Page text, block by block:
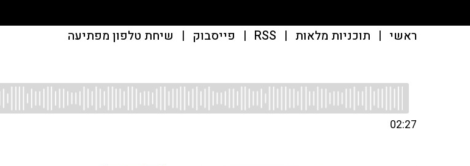
ראשי | תוכניות מלאות |
RSS
| פייסבוק | שיחת טלפון מפתיעה
02:27